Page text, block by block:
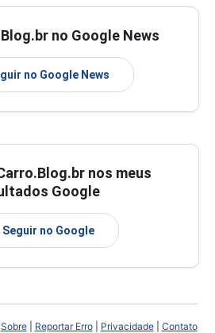
no Google News
no Google News
nos meus
Google
Seguir no Google
Sobre| Reportar Erro| Privacidade| Contato